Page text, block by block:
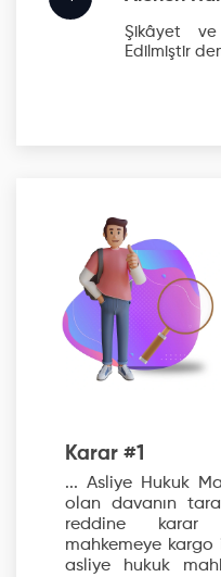
Şikâyet ve
Edilmiştir
Karar #1
... Asliye Hukuk
olan davanın
reddine karar
mahkemeye
asliye hukuk